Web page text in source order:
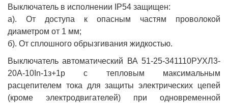
Выключатель в исполнении IP54 защищен:
а). От доступа к опасным частям проволокой
диаметром от 1 мм;
б). От сплошного обрызгивания жидкостью.
Выключатель автоматический ВА 51-25-341110РУХЛ3-
20А-10In-1з+1р с тепловым максимальным
расцепителем тока для защиты электрических цепей
(кроме электродвигателей) при одновременной